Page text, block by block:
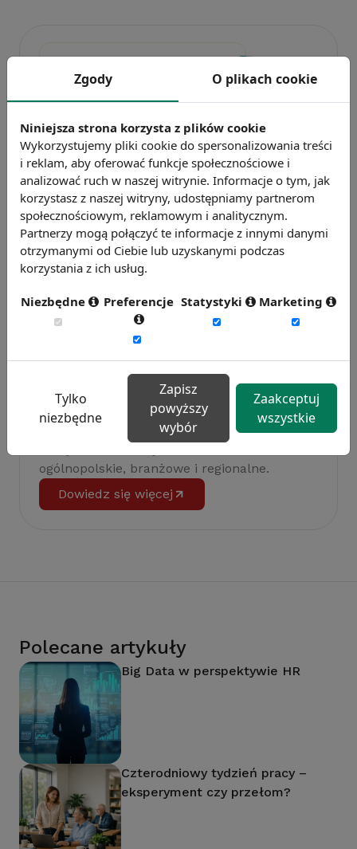
Badanie wskaźnikiHR 2026
Zmierz 59 wskaźników efektywności
personalnej, w tym absencję, fluktuację i
efektywność pracy.
Weź udział w badaniu
Badanie satysfakcji w Twojej firmie
ogólnopolskie, branżowe i regionalne.
Dowiedz się więcej
Polecane artykuły
Big Data w perspektywie HR
Czterodniowy tydzień pracy –
eksperyment czy przełom?
Zgody O plikach cookie
Niniejsza strona korzysta z plików cookie
Wykorzystujemy pliki cookie do spersonalizowania treści
i reklam, aby oferować funkcje społecznościowe i
analizować ruch w naszej witrynie. Informacje o tym, jak
korzystasz z naszej witryny, udostępniamy partnerom
społecznościowym, reklamowym i analitycznym.
Partnerzy mogą połączyć te informacje z innymi danymi
otrzymanymi od Ciebie lub uzyskanymi podczas
korzystania z ich usług.
Niezbędne Preferencje Statystyki Marketing
Tylko
niezbędne
Zapisz
powyższy
wybór
Zaakceptuj
wszystkie